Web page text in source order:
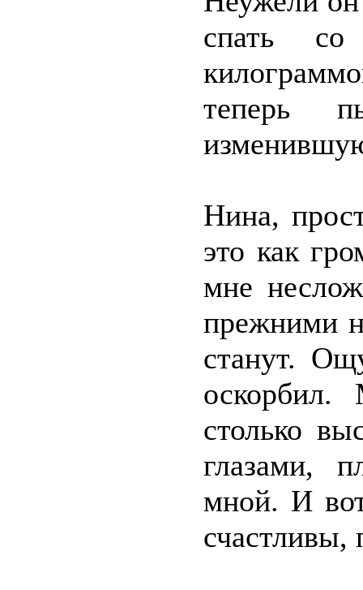
спать
теперь
Нина,
это как
мне
прежними
станут.
столько
глазами,
мной. И
счастливы,